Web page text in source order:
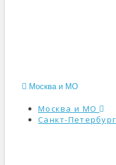
Москва и МО
Москва и МО
Санкт-Петербург